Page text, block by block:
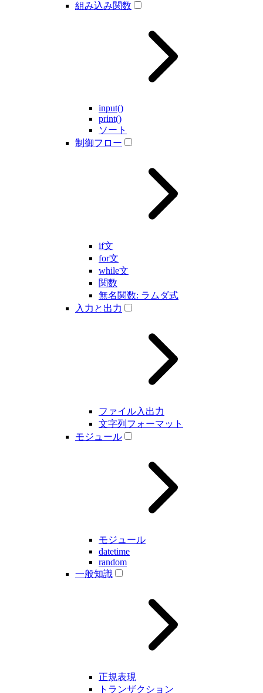
組み込み関数
input()
print()
ソート
制御フロー
if文
for文
while文
関数
無名関数: ラムダ式
入力と出力
ファイル入出力
文字列フォーマット
モジュール
モジュール
datetime
random
一般知識
正規表現
トランザクション